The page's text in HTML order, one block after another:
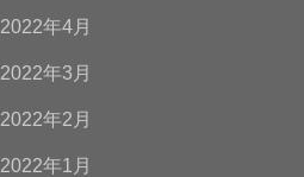
2022年4月
2022年3月
2022年2月
2022年1月